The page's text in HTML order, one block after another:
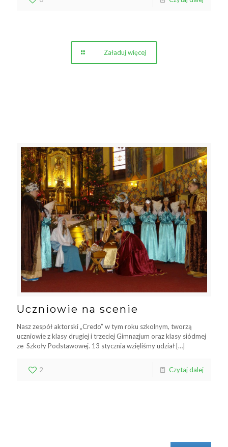
Załaduj więcej
Uczniowie na scenie
Nasz zespół aktorski „Credo” w tym roku szkolnym, tworzą
uczniowie z klasy drugiej i trzeciej Gimnazjum oraz klasy siódmej
ze Szkoły Podstawowej. 13 stycznia wzięliśmy udział […]
2 Czytaj dalej